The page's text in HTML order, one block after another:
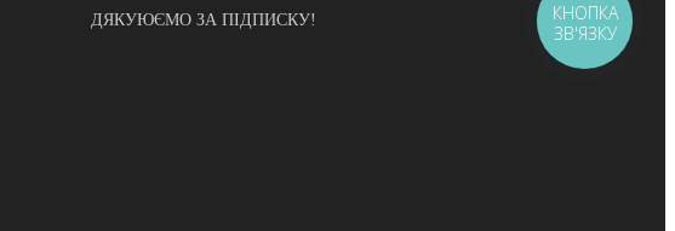
ДЯКУЮЄМО ЗА ПІДПИСКУ!
КНОПКА
ЗВ'ЯЗКУ